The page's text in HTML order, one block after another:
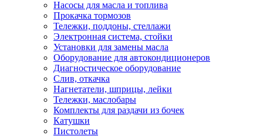
Насосы для масла и топлива
Прокачка тормозов
Тележки, поддоны, стеллажи
Электронная система, стойки
Установки для замены масла
Оборудование для автокондиционеров
Диагностическое оборудование
Слив, откачка
Нагнетатели, шприцы, лейки
Тележки, маслобары
Комплекты для раздачи из бочек
Катушки
Пистолеты